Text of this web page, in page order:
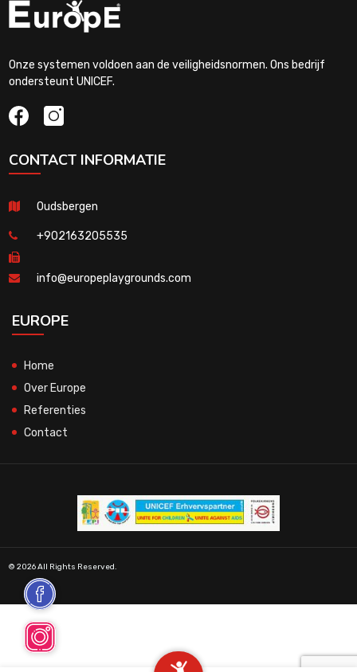
Onze systemen voldoen aan de veiligheidsnormen. Ons bedrijf
ondersteunt UNICEF.
CONTACT INFORMATIE
Oudsbergen
+902163205535
info@europeplaygrounds.com
EUROPE
Home
Over Europe
Referenties
Contact
© 2026 All Rights Reserved.